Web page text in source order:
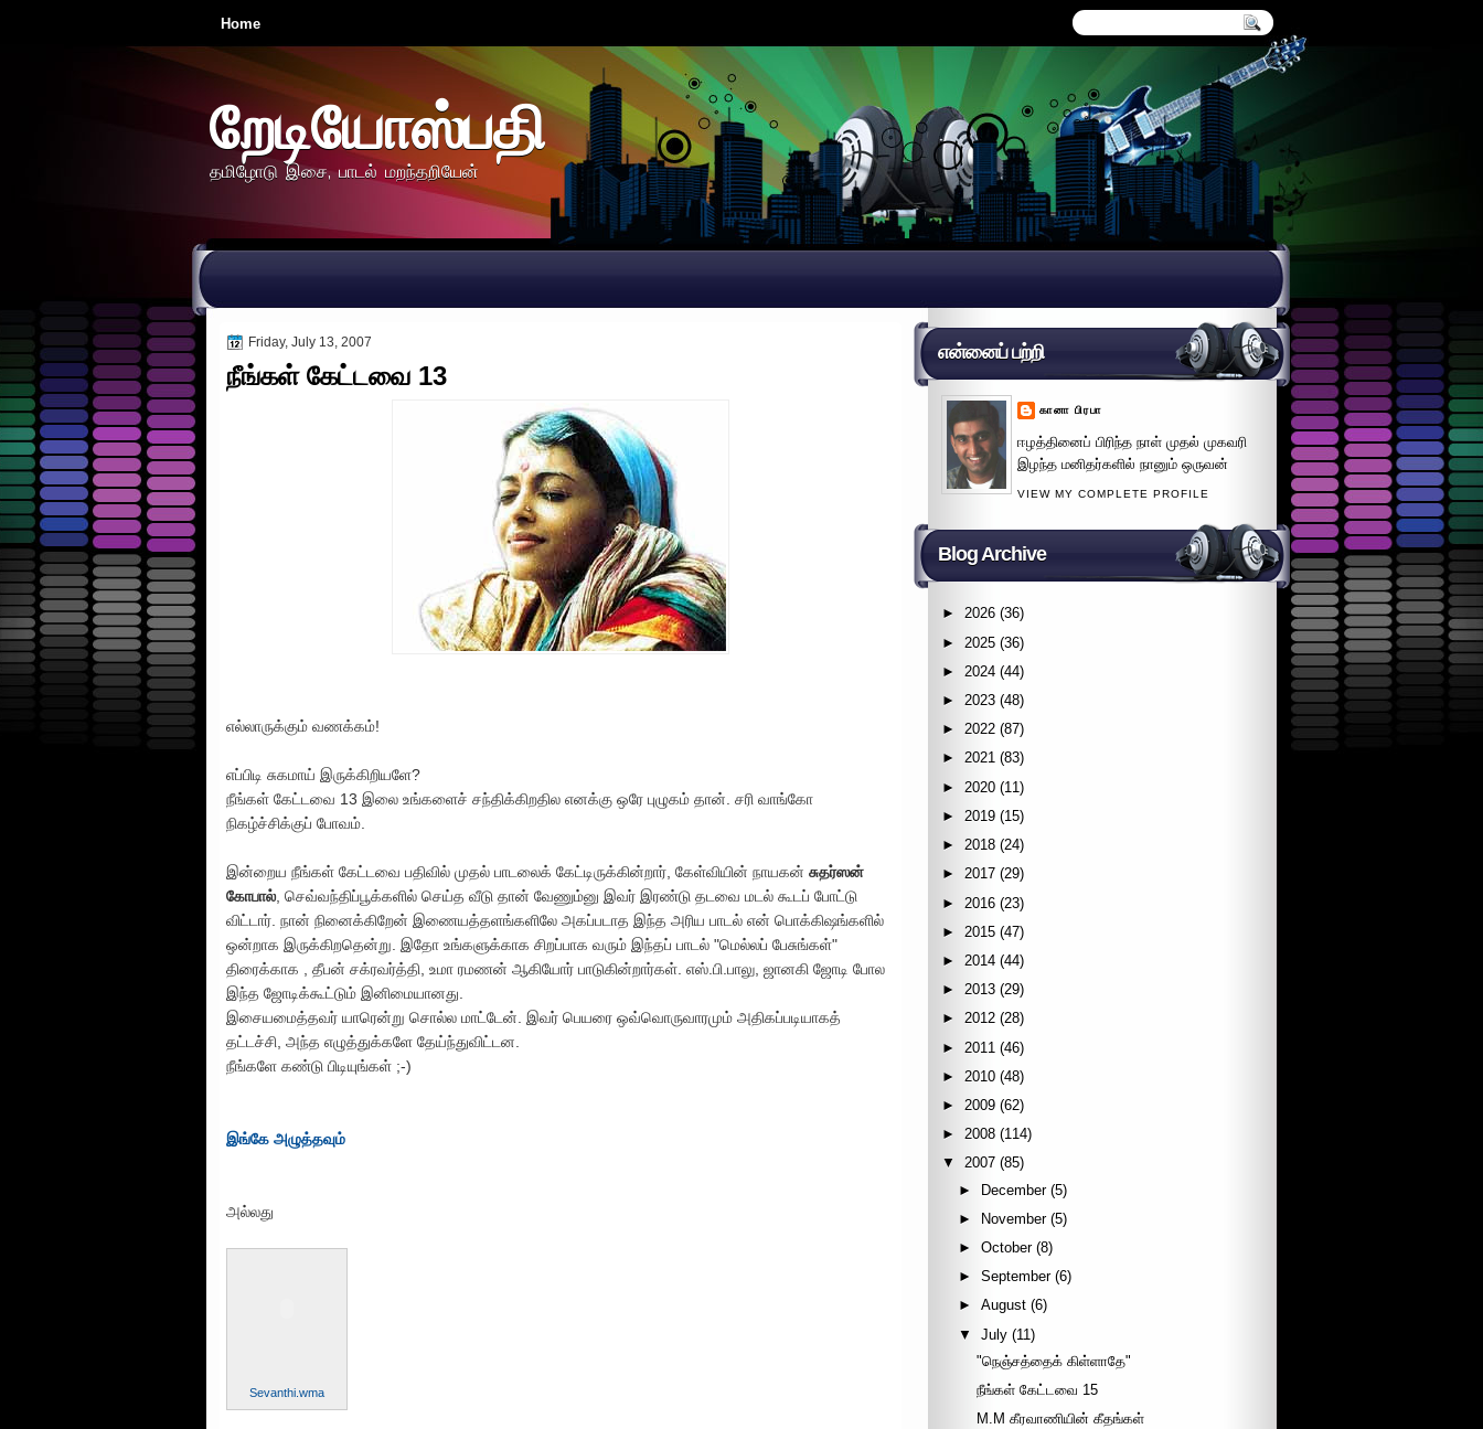
Home
றேடியோஸ்பதி
தமிழோடு இசை, பாடல் மறந்தறியேன்
Friday, July 13, 2007
நீங்கள் கேட்டவை 13
எல்லாருக்கும் வணக்கம்!
எப்பிடி சுகமாய் இருக்கிறியளே?
நீங்கள் கேட்டவை 13 இலை உங்களைச் சந்திக்கிறதில எனக்கு ஒரே புழுகம் தான். சரி வாங்கோ
நிகழ்ச்சிக்குப் போவம்.
இன்றைய நீங்கள் கேட்டவை பதிவில் முதல் பாடலைக் கேட்டிருக்கின்றார், கேள்வியின் நாயகன் சுதர்ஸன்
கோபால், செவ்வந்திப்பூக்களில் செய்த வீடு தான் வேணும்னு இவர் இரண்டு தடவை மடல் கூடப் போட்டு
விட்டார். நான் நினைக்கிறேன் இணையத்தளங்களிலே அகப்படாத இந்த அரிய பாடல் என் பொக்கிஷங்களில்
ஒன்றாக இருக்கிறதென்று. இதோ உங்களுக்காக சிறப்பாக வரும் இந்தப் பாடல் "மெல்லப் பேசுங்கள்"
திரைக்காக , தீபன் சக்ரவர்த்தி, உமா ரமணன் ஆகியோர் பாடுகின்றார்கள். எஸ்.பி.பாலு, ஜானகி ஜோடி போல
இந்த ஜோடிக்கூட்டும் இனிமையானது.
இசையமைத்தவர் யாரென்று சொல்ல மாட்டேன். இவர் பெயரை ஒவ்வொருவாரமும் அதிகப்படியாகத்
தட்டச்சி, அந்த எழுத்துக்களே தேய்ந்துவிட்டன.
நீங்களே கண்டு பிடியுங்கள் ;-)
இங்கே அழுத்தவும்
அல்லது
Sevanthi.wma
என்னைப் பற்றி
கானா பிரபா
ஈழத்தினைப் பிரிந்த நாள் முதல் முகவரி
இழந்த மனிதர்களில் நானும் ஒருவன்
VIEW MY COMPLETE PROFILE
Blog Archive
► 2026 (36)
► 2025 (36)
► 2024 (44)
► 2023 (48)
► 2022 (87)
► 2021 (83)
► 2020 (11)
► 2019 (15)
► 2018 (24)
► 2017 (29)
► 2016 (23)
► 2015 (47)
► 2014 (44)
► 2013 (29)
► 2012 (28)
► 2011 (46)
► 2010 (48)
► 2009 (62)
► 2008 (114)
▼
2007 (85)
► December (5)
► November (5)
►October (8)
►September (6)
►August (6)
▼
July (11)
"நெஞ்சத்தைக் கிள்ளாதே"
நீங்கள் கேட்டவை 15
M.M கீரவாணியின் கீதங்கள்